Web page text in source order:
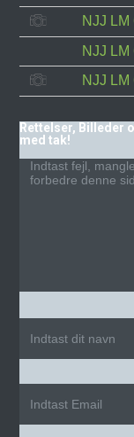
NJJ LM
NJJ LM
NJJ LM
Rettelser, Billeder
med tak!